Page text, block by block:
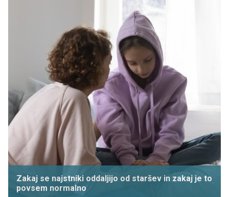
Zakaj se najstniki oddaljijo od staršev in zakaj je to
povsem normalno